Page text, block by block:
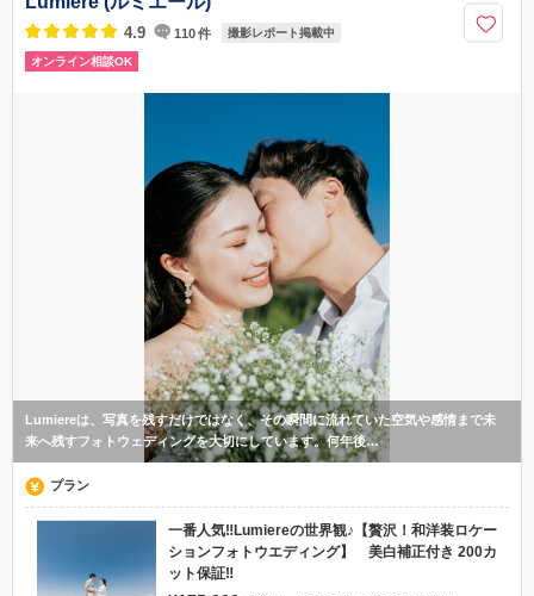
4.9 110件 撮影レポート掲載中
オンライン相談OK
Lumiereは、写真を残すだけではなく、その瞬間に流れていた空気や感情まで未
来へ残すフォトウェディングを大切にしています。何年後…
プラン
一番人気‼︎Lumiereの世界観♪【贅沢！和洋装ロケー
ションフォトウエディング】 美白補正付き 200カ
ット保証‼︎